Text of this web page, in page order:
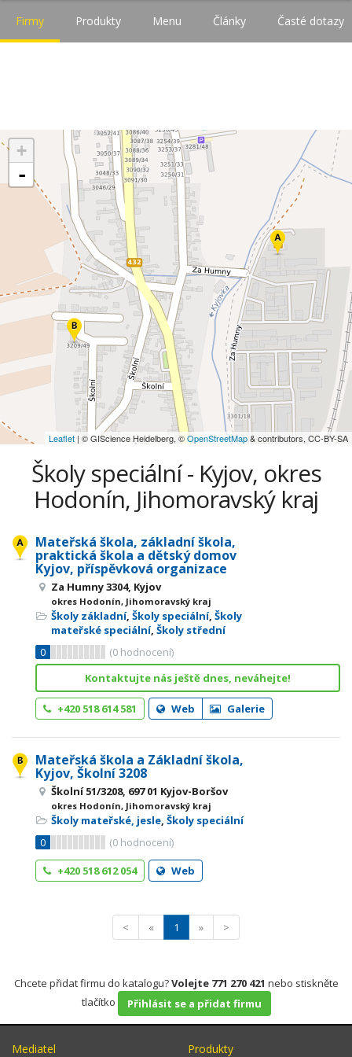
Firmy Produkty Menu Články Časté dotazy
+
-
Leaflet | © GIScience Heidelberg, ©OpenStreetMap& contributors, CC-BY-SA
Školy speciální - Kyjov, okres
Hodonín, Jihomoravský kraj
Mateřská škola, základní škola,
praktická škola a dětský domov
Kyjov, příspěvková organizace
Za Humny 3304, Kyjov
okres Hodonín, Jihomoravský kraj
Školy základní, Školy speciální, Školy
mateřské speciální, Školy střední
0
(0 hodnocení)
Kontaktujte nás ještě dnes, neváhejte!
+420 518 614 581 Web Galerie
Mateřská škola a Základní škola,
Kyjov, Školní 3208
Školní 51/3208, 697 01 Kyjov-Boršov
okres Hodonín, Jihomoravský kraj
Školy mateřské, jesle, Školy speciální
0
(0 hodnocení)
+420 518 612 054
Web
< « 1 » >
Chcete přidat firmu do katalogu?Volejte 771 270 421 nebo stiskněte
tlačítko
Přihlásit se a přidat firmu
Mediatel Produkty